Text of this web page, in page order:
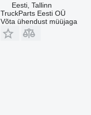
Eesti, Tallinn
TruckParts Eesti OÜ
Võta ühendust müüjaga